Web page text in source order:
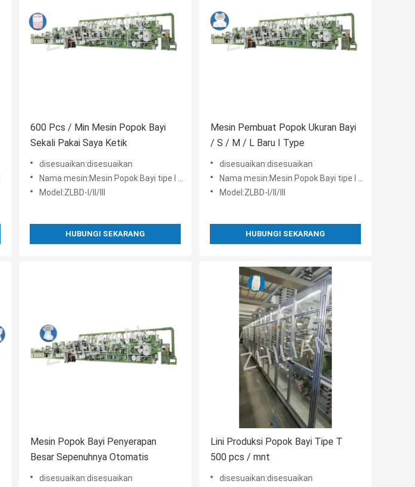
600 Pcs / Min Mesin Popok Bayi
Sekali Pakai Saya Ketik
disesuaikan:disesuaikan
Nama mesin:Mesin Popok Bayi tipe I standar ZL-BD
Model:ZLBD-I/II/III
HUBUNGI SEKARANG
Mesin Pembuat Popok Ukuran Bayi
/ S / M / L Baru I Type
disesuaikan:disesuaikan
Nama mesin:Mesin Popok Bayi tipe I klasik
Model:ZLBD-I/II/III
HUBUNGI SEKARANG
Mesin Popok Bayi Penyerapan
Besar Sepenuhnya Otomatis
disesuaikan:disesuaikan
Lini Produksi Popok Bayi Tipe T
500 pcs / mnt
disesuaikan:disesuaikan